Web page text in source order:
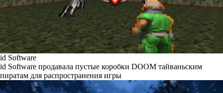
id Software
id Software продавала пустые коробки DOOM тайваньским
пиратам для распространения игры